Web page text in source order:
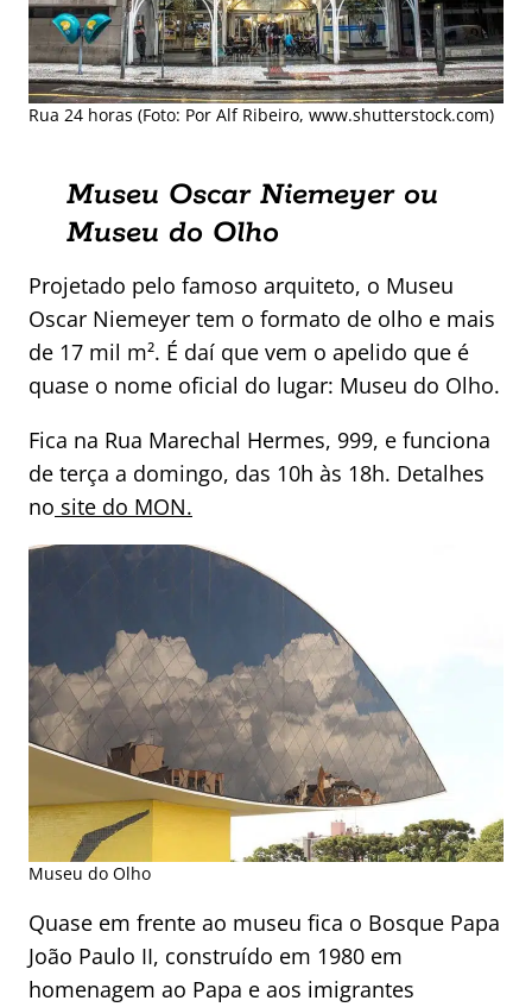
Rua 24 horas (Foto: Por Alf Ribeiro, www.shutterstock.com)
Museu Oscar Niemeyer ou
Museu do Olho
Projetado pelo famoso arquiteto, o Museu
Oscar Niemeyer tem o formato de olho e mais
de 17 mil m². É daí que vem o apelido que é
quase o nome oficial do lugar: Museu do Olho.
Fica na Rua Marechal Hermes, 999, e funciona
de terça a domingo, das 10h às 18h. Detalhes
no site do MON.
Museu do Olho
Quase em frente ao museu fica o Bosque Papa
João Paulo II, construído em 1980 em
homenagem ao Papa e aos imigrantes